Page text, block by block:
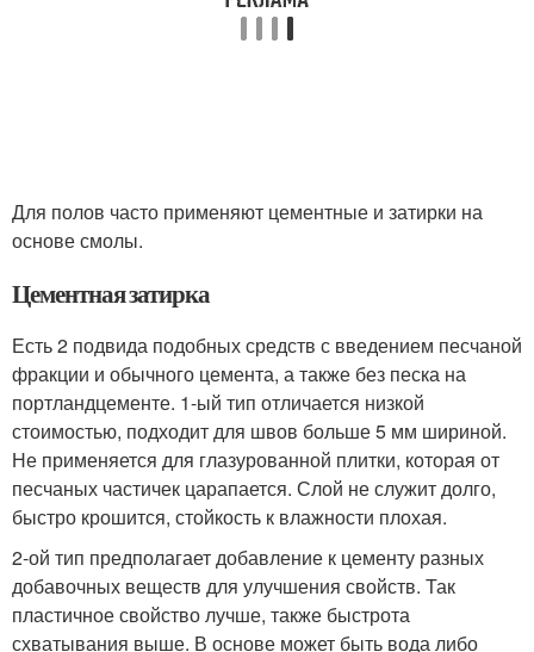
Для полов часто применяют цементные и затирки на
основе смолы.
Цементная затирка
Есть 2 подвида подобных средств с введением песчаной
фракции и обычного цемента, а также без песка на
портландцементе. 1-ый тип отличается низкой
стоимостью, подходит для швов больше 5 мм шириной.
Не применяется для глазурованной плитки, которая от
песчаных частичек царапается. Слой не служит долго,
быстро крошится, стойкость к влажности плохая.
2-ой тип предполагает добавление к цементу разных
добавочных веществ для улучшения свойств. Так
пластичное свойство лучше, также быстрота
схватывания выше. В основе может быть вода либо